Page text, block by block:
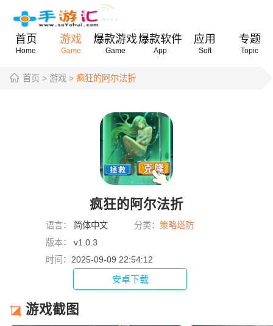
首页
Home
游戏
Game
爆款游戏
Game
爆款软件
App
应用
Soft
专题
Topic
首页 > 游戏 > 疯狂的阿尔法折
疯狂的阿尔法折
语言： 简体中文 分类： 策略塔防
版本：
v1.0.3
时间： 2025-09-09 22:54:12
安卓下载
游戏截图